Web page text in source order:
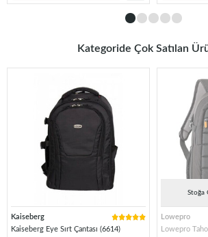
Kategoride Çok Satılan
Kaiseberg
Kaiseberg Eye Sırt Çantası (6614)
Stoğa
Lowepro
Lowepro